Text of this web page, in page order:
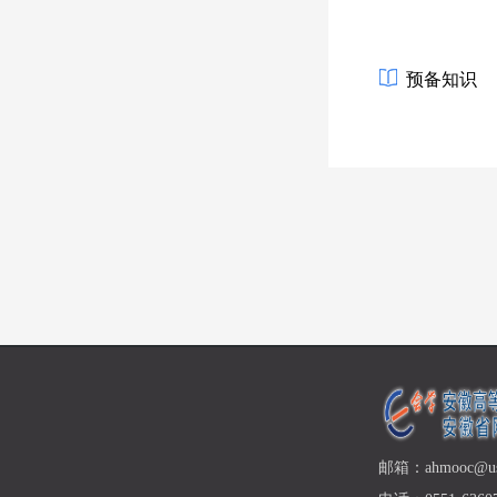
预备知识
邮箱：